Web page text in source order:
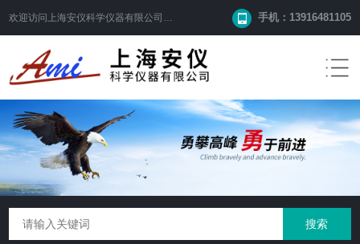
欢迎访问 上海安仪科学仪器有限公司 网站！ 手机：13916481105